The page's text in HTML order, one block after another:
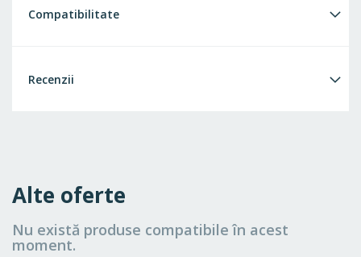
Compatibilitate
Recenzii
Alte oferte
Nu există produse compatibile în acest
moment.